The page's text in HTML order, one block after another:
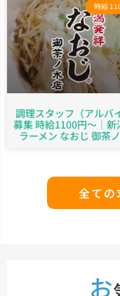
時給
調理スタッフ（アルバ
募集 時給1100円～｜新
ラーメン なおじ 御茶
全ての
お